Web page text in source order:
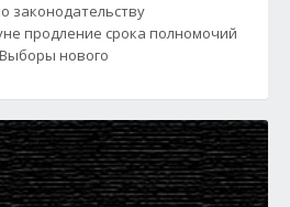
законодательству
продление срока полномочий
нового